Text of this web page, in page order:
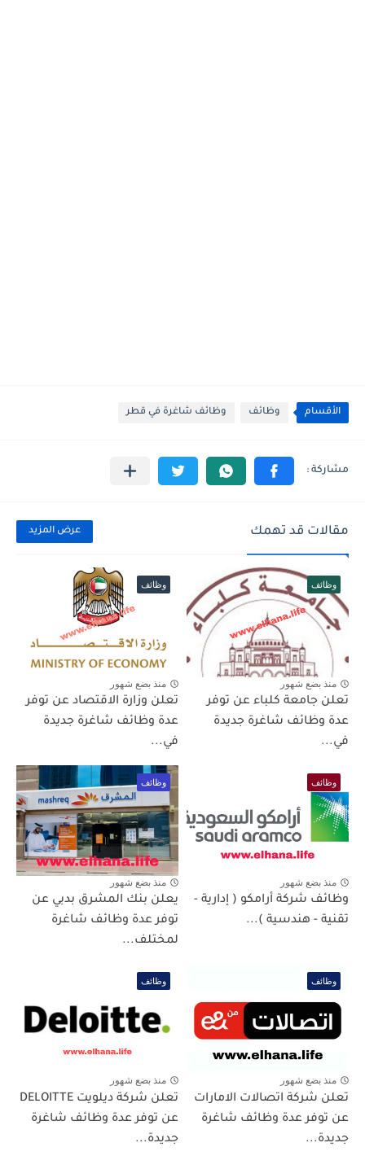
الأقسام وظائف وظائف شاغرة في قطر
مقالات قد تهمك عرض المزيد
وظائف
منذ بضع شهور
تعلن جامعة كلباء عن توفر
عدة وظائف شاغرة جديدة
في...
وظائف
منذ بضع شهور
تعلن وزارة الاقتصاد عن توفر
عدة وظائف شاغرة جديدة
في...
وظائف
منذ بضع شهور
وظائف شركة أرامكو ( إدارية -
تقنية - هندسية )...
وظائف
منذ بضع شهور
يعلن بنك المشرق بدبي عن
توفر عدة وظائف شاغرة
لمختلف...
وظائف
منذ بضع شهور
تعلن شركة اتصالات الامارات
عن توفر عدة وظائف شاغرة
جديدة...
وظائف
منذ بضع شهور
تعلن شركة ديلويت DELOITTE
عن توفر عدة وظائف شاغرة
جديدة...